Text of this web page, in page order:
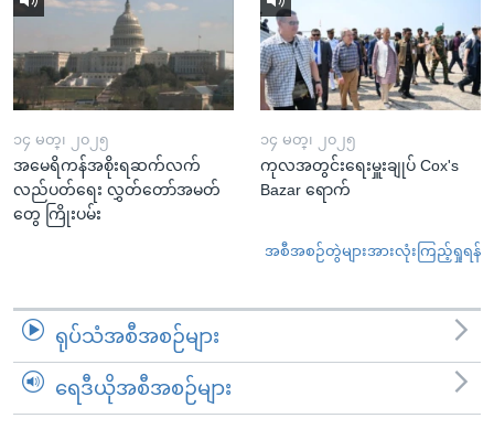
၁၄ မတ္၊ ၂၀၂၅
အမေရိကန်အစိုးရဆက်လက်
လည်ပတ်ရေး လွှတ်တော်အမတ်
တွေ ကြိုးပမ်း
၁၄ မတ္၊ ၂၀၂၅
ကုလအတွင်းရေးမှူးချုပ် Cox's
Bazar ရောက်
အစီအစဉ်တွဲများအားလုံးကြည့်ရှုရန်
ရုပ်သံအစီအစဉ်များ
ရေဒီယိုအစီအစဉ်များ